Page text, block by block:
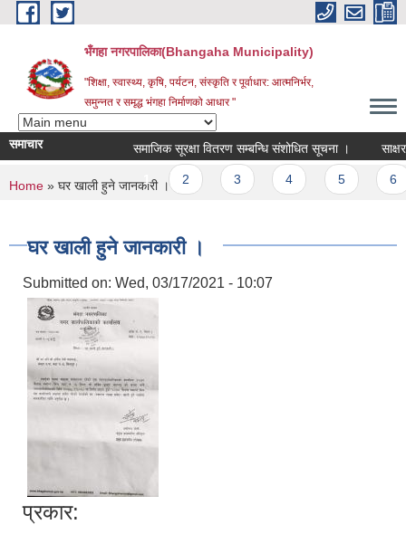
Skip to main content
भँगहा नगरपालिका(Bhangaha Municipality)
"शिक्षा, स्वास्थ्य, कृषि, पर्यटन, संस्कृति र पूर्वाधार: आत्मनिर्भर,
समुन्नत र समृद्ध भंगहा निर्माणको आधार "
समाचार समाजिक सूरक्षा वितरण सम्बन्धि संशोधित सूचना । साक्षर
Pages
1 2
You are here
Home » घर खाली हुने जानकारी ।
घर खाली हुने जानकारी ।
Submitted on: Wed, 03/17/2021 - 10:07
प्रकार: